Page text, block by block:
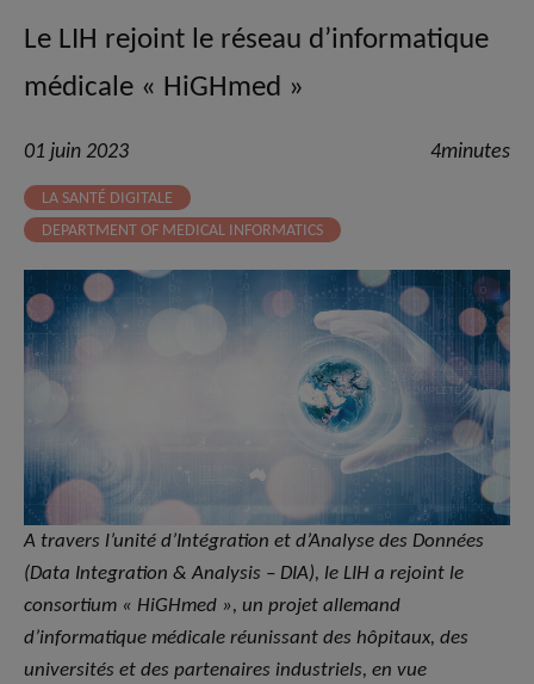
Le LIH rejoint le réseau d’informatique
médicale « HiGHmed »
01 juin 2023 4minutes
LA SANTÉ DIGITALE
DEPARTMENT OF MEDICAL INFORMATICS
A travers l’unité d’Intégration et d’Analyse des Données
(Data Integration & Analysis – DIA), le LIH a rejoint le
consortium « HiGHmed », un projet allemand
d’informatique médicale réunissant des hôpitaux, des
universités et des partenaires industriels, en vue